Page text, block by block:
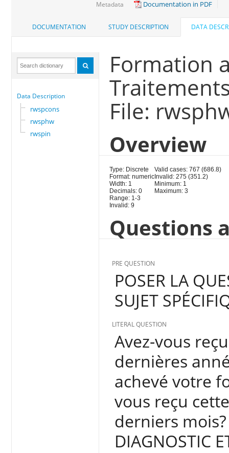
Metadata Documentation in PDF
DOCUMENTATION STUDY DESCRIPTION DATA
Data Description
rwspcons
rwsphw
rwspin
Formation
File:
Overview
Type: Discrete
Format: numeric
Width: 1
Decimals: 0
Range: 1-3
Invalid: 9
Valid cases: 767 (686.8)
Invalid: 275 (351.2)
Minimum: 1
Maximum: 3
Questions
PRE QUESTION
POSER LA
SUJET
LITERAL QUESTION
Avez-vous
dernières
achevé votre
vous reçu
derniers mois?
DIAGNOSTIC